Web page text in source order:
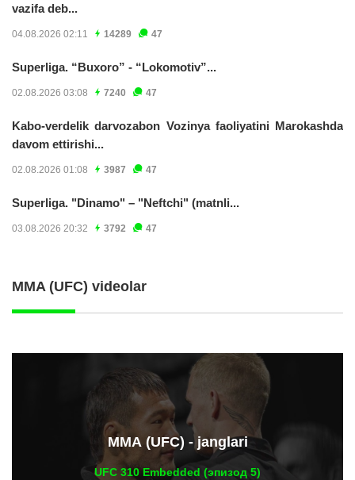
vazifa deb...
04.08.2026 02:11 14289 47
Superliga. “Buxoro” - “Lokomotiv”...
02.08.2026 03:08 7240 47
Kabo-verdelik darvozabon Vozinya faoliyatini Marokashda
davom ettirishi...
02.08.2026 01:08 3987 47
Superliga. "Dinamo" – "Neftchi" (matnli...
03.08.2026 20:32 3792 47
MMA (UFC) videolar
ММА (UFC) - janglari
UFC 310 Embedded (эпизод 5)